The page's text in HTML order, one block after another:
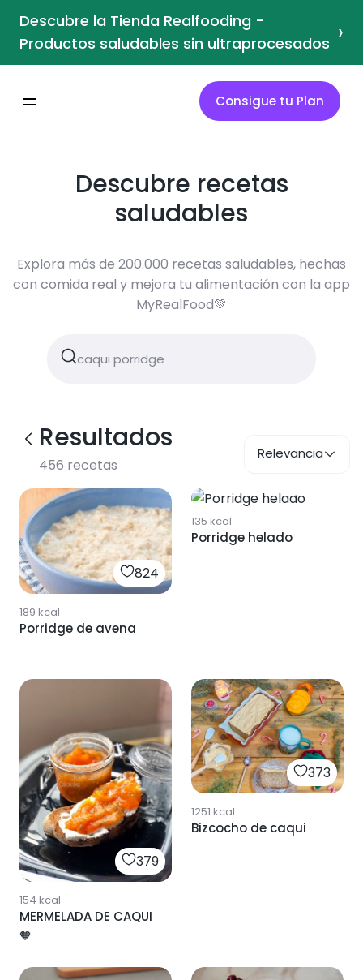
Descubre la Tienda Realfooding -
Productos saludables sin ultraprocesados ›
Consigue tu Plan
Descubre recetas
saludables
Explora más de 200.000 recetas saludables, hechas
con comida real y mejora tu alimentación con la app
MyRealFood💚
Resultados
456 recetas
Relevancia
824
189 kcal
Porridge de avena
135 kcal
Porridge helado
379
154 kcal
MERMELADA DE CAQUI
🧡
373
1251 kcal
Bizcocho de caqui